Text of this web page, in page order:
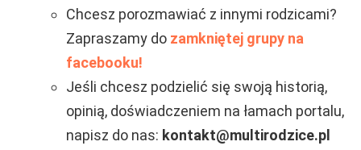
Chcesz porozmawiać z innymi rodzicami?
Zapraszamy do zamkniętej grupy na
facebooku!
Jeśli chcesz podzielić się swoją historią,
opinią, doświadczeniem na łamach portalu,
napisz do nas: kontakt@multirodzice.pl